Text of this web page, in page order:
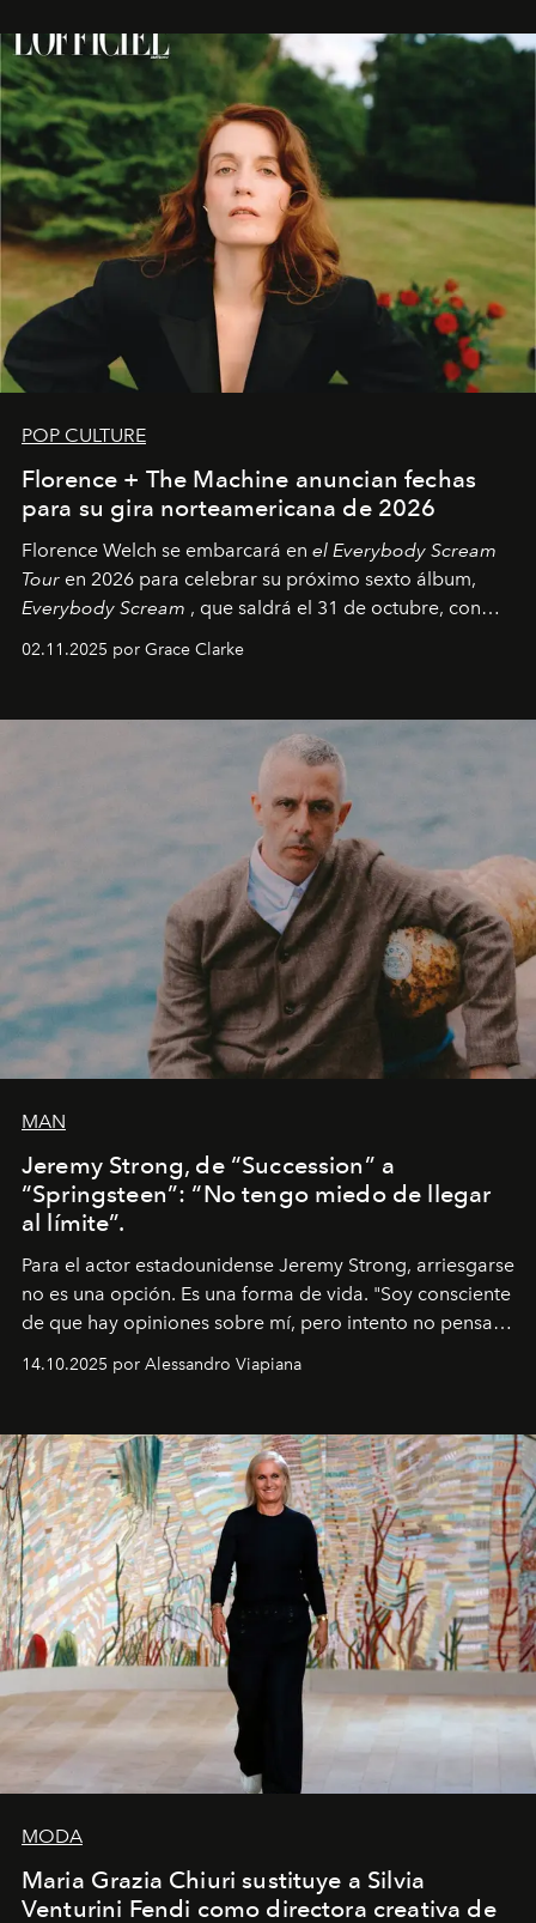
POP CULTURE
Florence + The Machine anuncian fechas
para su gira norteamericana de 2026
Florence Welch se embarcará en el Everybody Scream
Tour en 2026 para celebrar su próximo sexto álbum,
Everybody Scream , que saldrá el 31 de octubre, con
fechas en Norteamérica a partir de abril del próximo
02.11.2025 por Grace Clarke
MAN
Jeremy Strong, de “Succession” a
“Springsteen”: “No tengo miedo de llegar
al límite”.
Para el actor estadounidense Jeremy Strong, arriesgarse
no es una opción. Es una forma de vida. "Soy consciente
de que hay opiniones sobre mí, pero intento no pensar
demasiado en cómo me perciben. Creo que es una
pérdida de tiempo", afirma.
14.10.2025 por Alessandro Viapiana
MODA
Maria Grazia Chiuri sustituye a Silvia
Venturini Fendi como directora creativa de